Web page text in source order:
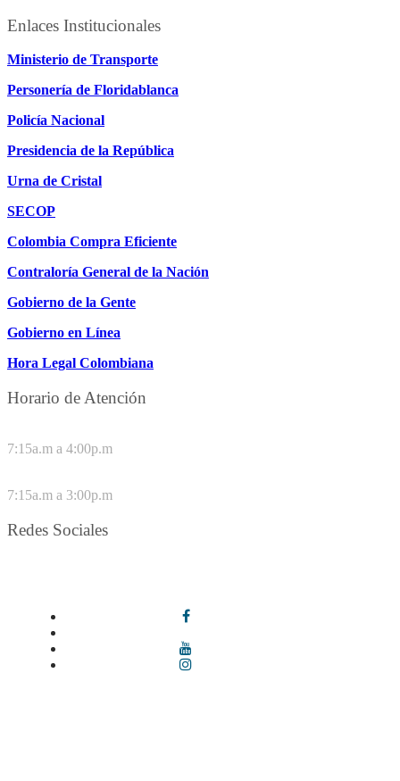
Enlaces Institucionales
Ministerio de Transporte
Personería de Floridablanca
Policía Nacional
Presidencia de la República
Urna de Cristal
SECOP
Colombia Compra Eficiente
Contraloría General de la Nación
Gobierno de la Gente
Gobierno en Línea
Hora Legal Colombiana
Horario de Atención
7:15a.m a 4:00p.m
7:15a.m a 3:00p.m
Redes Sociales